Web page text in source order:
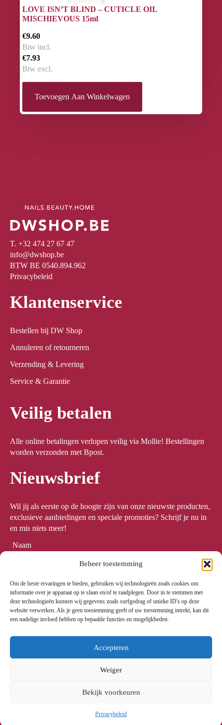
Beheer toestemming
Om de beste ervaringen te bieden, gebruiken wij technologieën zoals cookies om
informatie over je apparaat op te slaan en/of te raadplegen. Door in te stemmen met
deze technologieën kunnen wij gegevens zoals surfgedrag of unieke ID's op deze
website verwerken. Als je geen toestemming geeft of uw toestemming intrekt, kan dit
een nadelige invloed hebben op bepaalde functies en mogelijkheden.
Accepteren
Weiger
Bekijk voorkeuren
Privacybeleid
LOVE ISN’T BLIND – CUTICLE OIL
MISCHIEVOUS 15ml
€9.60
Btw incl.
€7.93
Btw excl.
Toevoegen Aan Winkelwagen
T. +32 474 27 67 47
info@dwshop.be
BTW BE 0540.894.962
Privacybeleid
Klantenservice
Bestellen bij DW Shop
Annuleren of retourneren
Verzending & Levering
Service & Garantie
Veilig betalen
Alle online betalingen verlopen veilig via Mollie! Bestellingen
worden verzonden met Bpost.
Nieuwsbrief
Wil jij als eerste op de hoogte zijn van onze nieuwste producten,
exclusieve aanbiedingen en speciale promoties? Schrijf je nu in
en mis niets meer!
Naam *
Email *
Meld me aan